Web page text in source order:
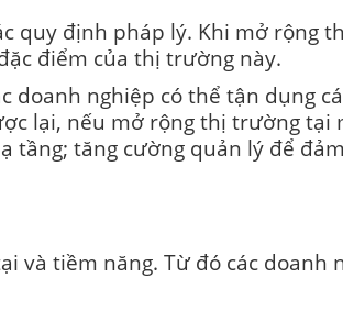
quy định pháp lý. Khi mở rộng
điểm của thị trường này.
nghiệp có thể tận dụng
lại, nếu mở rộng thị trường tại
tầng; tăng cường quản lý để
và tiềm năng. Từ đó các doanh